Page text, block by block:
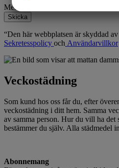
Meddelande
Skicka
“Den här webbplatsen är skyddad
Sekretesspolicy och Användarvillkor
Veckostädning
Som kund hos oss får du, efter
veckostädning i ditt hem. Samma
av samma person. Hur du vill ha det
bestämmer du själv. Alla städmedel
Abonnemang